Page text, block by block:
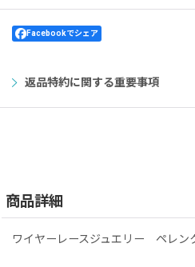
Facebookでシェア
返品特約に関する重要事項
商品詳細
ワイヤーレースジュエリー ペレン